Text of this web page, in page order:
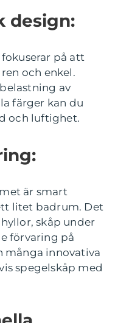
design:
på att
och enkel.
av
färger kan du
och luftighet.
är smart
litet badrum. Det
skåp under
förvaring på
många innovativa
spegelskåp med